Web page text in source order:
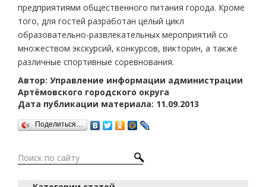
предприятиями общественного питания города. Кроме
того, для гостей разработан целый цикл
образовательно-развлекательных мероприятий со
множеством экскурсий, конкурсов, викторин, а также
различные спортивные соревнования.
Автор: Управление информации администрации
Артёмовского городского округа
Дата публикации материала: 11.09.2013
Поделиться…